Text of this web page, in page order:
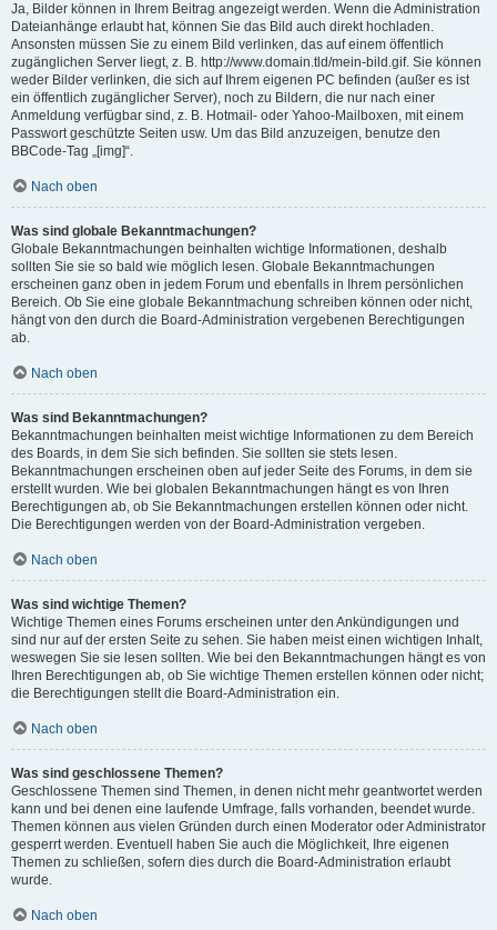
Ja, Bilder können in Ihrem Beitrag angezeigt werden. Wenn die Administration
Dateianhänge erlaubt hat, können Sie das Bild auch direkt hochladen.
Ansonsten müssen Sie zu einem Bild verlinken, das auf einem öffentlich
zugänglichen Server liegt, z. B. http://www.domain.tld/mein-bild.gif. Sie können
weder Bilder verlinken, die sich auf Ihrem eigenen PC befinden (außer es ist
ein öffentlich zugänglicher Server), noch zu Bildern, die nur nach einer
Anmeldung verfügbar sind, z. B. Hotmail- oder Yahoo-Mailboxen, mit einem
Passwort geschützte Seiten usw. Um das Bild anzuzeigen, benutze den
BBCode-Tag „[img]“.
Nach oben
Was sind globale Bekanntmachungen?
Globale Bekanntmachungen beinhalten wichtige Informationen, deshalb
sollten Sie sie so bald wie möglich lesen. Globale Bekanntmachungen
erscheinen ganz oben in jedem Forum und ebenfalls in Ihrem persönlichen
Bereich. Ob Sie eine globale Bekanntmachung schreiben können oder nicht,
hängt von den durch die Board-Administration vergebenen Berechtigungen
ab.
Nach oben
Was sind Bekanntmachungen?
Bekanntmachungen beinhalten meist wichtige Informationen zu dem Bereich
des Boards, in dem Sie sich befinden. Sie sollten sie stets lesen.
Bekanntmachungen erscheinen oben auf jeder Seite des Forums, in dem sie
erstellt wurden. Wie bei globalen Bekanntmachungen hängt es von Ihren
Berechtigungen ab, ob Sie Bekanntmachungen erstellen können oder nicht.
Die Berechtigungen werden von der Board-Administration vergeben.
Nach oben
Was sind wichtige Themen?
Wichtige Themen eines Forums erscheinen unter den Ankündigungen und
sind nur auf der ersten Seite zu sehen. Sie haben meist einen wichtigen Inhalt,
weswegen Sie sie lesen sollten. Wie bei den Bekanntmachungen hängt es von
Ihren Berechtigungen ab, ob Sie wichtige Themen erstellen können oder nicht;
die Berechtigungen stellt die Board-Administration ein.
Nach oben
Was sind geschlossene Themen?
Geschlossene Themen sind Themen, in denen nicht mehr geantwortet werden
kann und bei denen eine laufende Umfrage, falls vorhanden, beendet wurde.
Themen können aus vielen Gründen durch einen Moderator oder Administrator
gesperrt werden. Eventuell haben Sie auch die Möglichkeit, Ihre eigenen
Themen zu schließen, sofern dies durch die Board-Administration erlaubt
wurde.
Nach oben